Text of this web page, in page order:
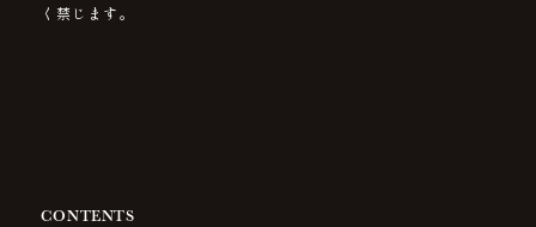
く禁じます。
CONTENTS